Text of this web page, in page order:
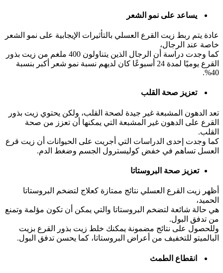
يساعد على نمو الشعر
عادة يتم ربط زيت القرع العسلي بالتأثيرات الإيجابية على نمو الشعر
خاصة عند الرجال،
كما وجدت دراسة أن الرجال الذين يتناولون 400 ملغم من زيت بذور
القرع يوميًا لمدة 24 أسبوعًا كان لديهم نسبة نمو شعر أكبر بنسبة
40%.
تعزيز صحة القلب
تعد الدهون المشبعة غير جيدة لصحة القلب، ولكن يحتوي زيت بذور
القرع على الدهون غير المشبعة التي يمكنها أن تعزز من صحة
القلب.
كما وجدت إحدى الدراسات التي أجريت على الحيوانات أن زيت قرع
العسل تساهم في خفض كوليسترول الجسم وضغط الدم.
تعزيز صحة البروستاتا
أظهر زيت القرع العسلي نتائج ممتازة كعلاج لتضخم البروستاتا
الحميد،
هي حالة شائعة لتضخم البروستاتا والتي يمكن أن تكون مؤلمة وتمنع
من تدفق البول.
وللحصول على نتائج مضمونة يمكنك خلط زيت بذور القرع بزيت
البالميتو للتخفيف من أعراض البروستاتا، كما يحسن تدفق البول.
انقطاع الطمث